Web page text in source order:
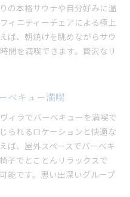
の本格サウナや自分好みに温
ィニティーチェアによる極上
ば、朝焼けを眺めながらサウ
間を満喫できます。贅沢なリ
ベキュー満喫
ィラでバーベキューを満喫で
られるロケーションと快適な
ば、屋外スペースでバーベキ
子でとことんリラックスで
能です。思い出深いグループ